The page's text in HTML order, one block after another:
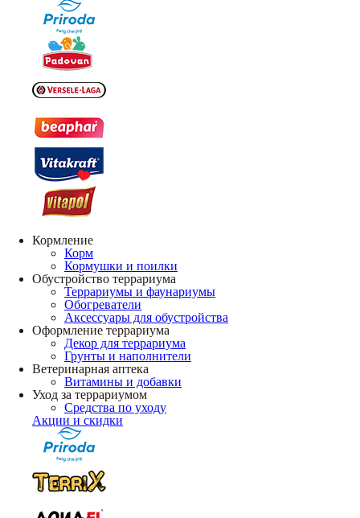
Кормление
Корм
Кормушки и поилки
Обустройство террариума
Террариумы и фаунариумы
Обогреватели
Аксессуары для обустройства
Оформление террариума
Декор для террариума
Грунты и наполнители
Ветеринарная аптека
Витамины и добавки
Уход за террариумом
Средства по уходу
Акции и скидки